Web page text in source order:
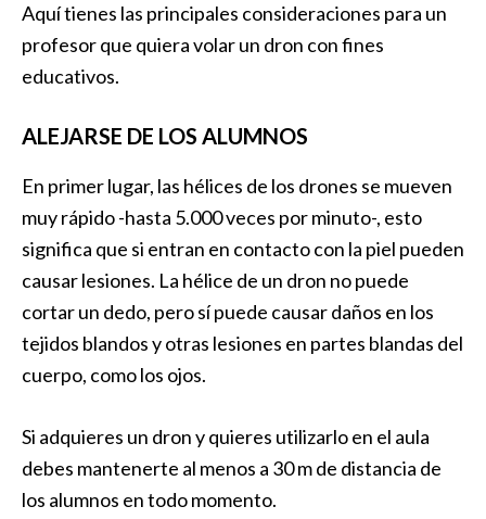
Aquí tienes las principales consideraciones para un
profesor que quiera volar un dron con fines
educativos.
ALEJARSE DE LOS ALUMNOS
En primer lugar, las hélices de los drones se mueven
muy rápido -hasta 5.000 veces por minuto-, esto
significa que si entran en contacto con la piel pueden
causar lesiones. La hélice de un dron no puede
cortar un dedo, pero sí puede causar daños en los
tejidos blandos y otras lesiones en partes blandas del
cuerpo, como los ojos.
Si adquieres un dron y quieres utilizarlo en el aula
debes mantenerte al menos a 30 m de distancia de
los alumnos en todo momento.